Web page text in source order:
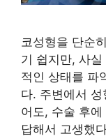
코성형을 단순
기 쉽지만, 사
적인 상태를 파
다. 주변에서
어도, 수술 후
답해서 고생했